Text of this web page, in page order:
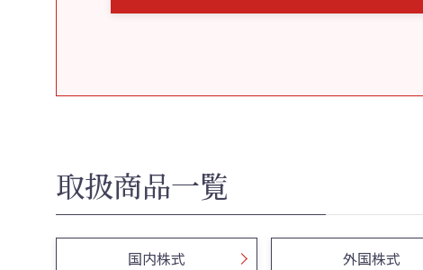
取扱商品一覧
国内株式 外国株式